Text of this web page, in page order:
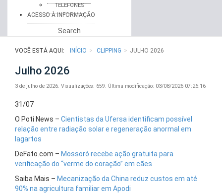
TELEFONES
ACESSO À INFORMAÇÃO
Search
VOCÊ ESTÁ AQUI: INÍCIO CLIPPING JULHO 2026
Julho 2026
3 de julho de 2026. Visualizações: 659. Última modificação: 03/08/2026 07:26:16
31/07
O Poti News – Cientistas da Ufersa identificam possível
relação entre radiação solar e regeneração anormal em
lagartos
DeFato.com – Mossoró recebe ação gratuita para
verificação do “verme do coração” em cães
Saiba Mais – Mecanização da China reduz custos em até
90% na agricultura familiar em Apodi